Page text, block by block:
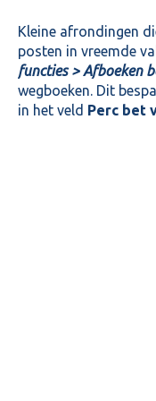
Kleine afrondingen
posten in vreemde
functies > Afboeken
wegboeken. Dit
in het veld Perc bet